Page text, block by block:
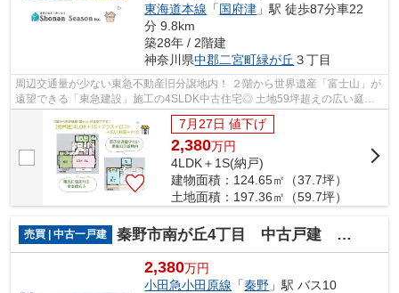
東海道本線 「国府津 」駅 徒歩87分車22
分 9.8km
築28年 / 2階建
神奈川県中郡二宮町緑が丘 ３丁目
周辺交通量が少ない東急不動産旧分譲地内！ ２階から世界遺産「富士山」が
遠望できる「東急建設」施工の4SLDK中古住宅◎ 土地59坪超えの広い庭付
き一戸建て◎ 家計に優しい都市ガス物件...
7月27日 値下げ
2,380万円
4LDK＋1S(納戸)
建物面積：124.65㎡（37.7坪）
土地面積：197.36㎡（59.7坪）
売買 | 中古一戸建 秦野市南が丘4丁目 中古戸建 47.67坪
2,380万円
小田急小田原線 「秦野 」駅 バス10